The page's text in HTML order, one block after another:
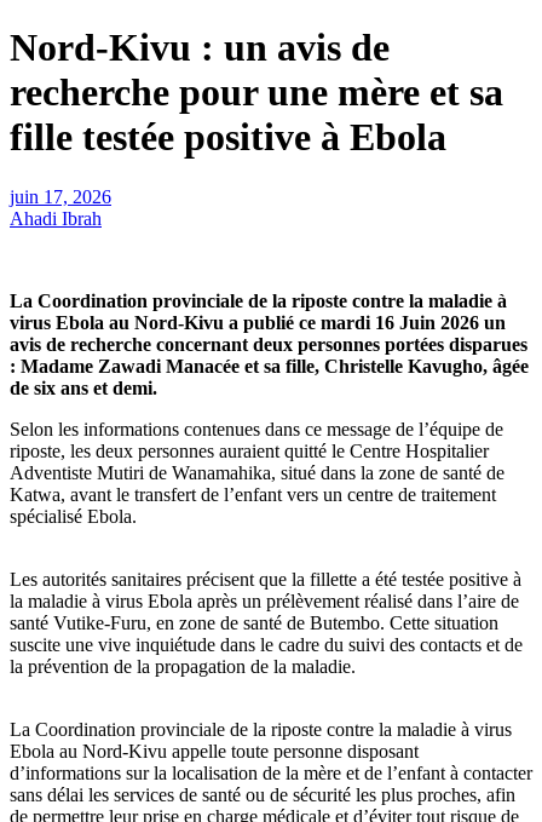
Nord-Kivu : un avis de
recherche pour une mère et sa
fille testée positive à Ebola
juin 17, 2026
Ahadi Ibrah
La Coordination provinciale de la riposte contre la maladie à
virus Ebola au Nord-Kivu a publié ce mardi 16 Juin 2026 un
avis de recherche concernant deux personnes portées disparues
: Madame Zawadi Manacée et sa fille, Christelle Kavugho, âgée
de six ans et demi.
Selon les informations contenues dans ce message de l’équipe de
riposte, les deux personnes auraient quitté le Centre Hospitalier
Adventiste Mutiri de Wanamahika, situé dans la zone de santé de
Katwa, avant le transfert de l’enfant vers un centre de traitement
spécialisé Ebola.
Les autorités sanitaires précisent que la fillette a été testée positive à
la maladie à virus Ebola après un prélèvement réalisé dans l’aire de
santé Vutike-Furu, en zone de santé de Butembo. Cette situation
suscite une vive inquiétude dans le cadre du suivi des contacts et de
la prévention de la propagation de la maladie.
La Coordination provinciale de la riposte contre la maladie à virus
Ebola au Nord-Kivu appelle toute personne disposant
d’informations sur la localisation de la mère et de l’enfant à contacter
sans délai les services de santé ou de sécurité les plus proches, afin
de permettre leur prise en charge médicale et d’éviter tout risque de